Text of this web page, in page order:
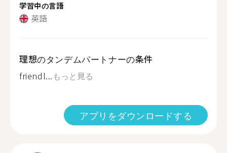
学習中の言語
英語
理想のタンデムパートナーの条件
friendl... もっと見る
アプリをダウンロードする